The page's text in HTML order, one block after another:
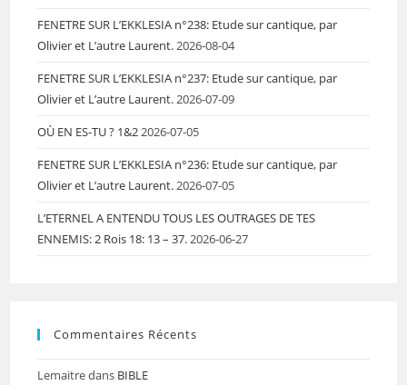
FENETRE SUR L’EKKLESIA n°238: Etude sur cantique, par
Olivier et L’autre Laurent.2026-08-04
FENETRE SUR L’EKKLESIA n°237: Etude sur cantique, par
Olivier et L’autre Laurent.2026-07-09
OÙ EN ES-TU ? 1&22026-07-05
FENETRE SUR L’EKKLESIA n°236: Etude sur cantique, par
Olivier et L’autre Laurent.2026-07-05
L’ETERNEL A ENTENDU TOUS LES OUTRAGES DE TES
ENNEMIS: 2 Rois 18: 13 – 37.2026-06-27
Commentaires Récents
Lemaitredans BIBLE